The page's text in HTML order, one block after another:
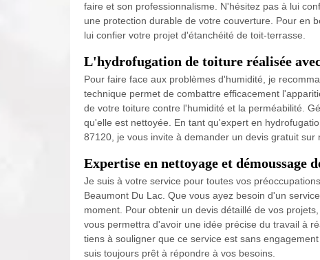
faire et son professionnalisme. N'hésitez pas à lui
une protection durable de votre couverture. Pour en
lui confier votre projet d'étanchéité de toit-terrasse.
L'hydrofugation de toiture réalisée
Pour faire face aux problèmes d'humidité, je
technique permet de combattre efficacement
de votre toiture contre l'humidité et la perméabilité.
qu'elle est nettoyée. En tant qu'expert en
87120, je vous invite à demander un devis gratuit sur
Expertise en nettoyage et démoussage
Je suis à votre service pour toutes vos
Beaumont Du Lac. Que vous ayez besoin d'un
moment. Pour obtenir un devis détaillé de vos
vous permettra d'avoir une idée précise du travail à
tiens à souligner que ce service est sans
suis toujours prêt à répondre à vos besoins.